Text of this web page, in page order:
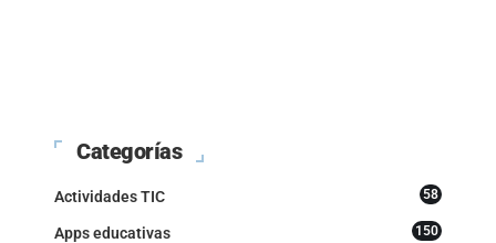
Categorías
Actividades TIC 58
Apps educativas 150